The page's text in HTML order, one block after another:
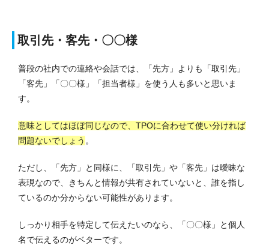
取引先・客先・〇〇様
普段の社内での連絡や会話では、「先方」よりも「取引先」
「客先」「〇〇様」「担当者様」を使う人も多いと思いま
す。
意味としてはほぼ同じなので、TPOに合わせて使い分ければ
問題ないでしょう 。
ただし、「先方」と同様に、「取引先」や「客先」は曖昧な
表現なので、きちんと情報が共有されていないと、誰を指し
ているのか分からない可能性があります。
しっかり相手を特定して伝えたいのなら、「〇〇様」と個人
名で伝えるのがベターです。